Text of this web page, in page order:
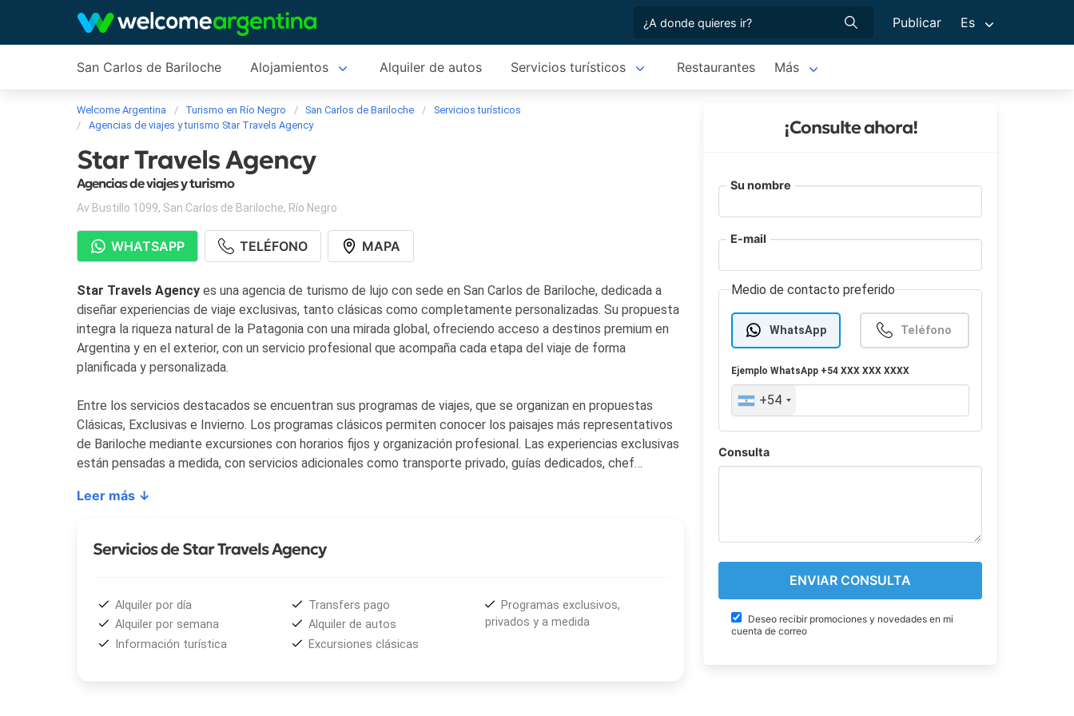
Publicar Es
San Carlos de Bariloche Alojamientos Alquiler de autos Servicios turísticos Restaurantes Más
Welcome Argentina Turismo en Río Negro San Carlos de Bariloche
Servicios turísticos
Agencias de viajes y turismo Star Travels Agency
Star Travels Agency
Agencias de viajes y turismo
Av Bustillo 1099, San Carlos de Bariloche, Río Negro
WHATSAPP TELÉFONO MAPA
Star Travels Agency es una agencia de turismo de lujo con sede en San Carlos de Bariloche, dedicada a
diseñar experiencias de viaje exclusivas, tanto clásicas como completamente personalizadas. Su propuesta
integra la riqueza natural de la Patagonia con una mirada global, ofreciendo acceso a destinos premium en
Argentina y en el exterior, con un servicio profesional que acompaña cada etapa del viaje de forma
planificada y personalizada.
Entre los servicios destacados se encuentran sus programas de viajes, que se organizan en propuestas
Clásicas, Exclusivas e Invierno. Los programas clásicos permiten conocer los paisajes más representativos
de Bariloche mediante excursiones con horarios fijos y organización profesional. Las experiencias exclusivas
están pensadas a medida, con servicios adicionales como transporte privado, guías dedicados, chef
ofrece programas con acceso VIP a pistas exclusivas y a los principales centros de ski de la Patagonia.
El área de alojamientos premium de
personalizadas, adaptadas a escapadas románticas, viajes familiares, con amigos o de negocios. La agencia
• Resorts
• Hoteles
Leer más ↓
Servicios de Star Travels Agency
Alquiler por día
Alquiler por semana
Información turística
Transfers pago
Alquiler de autos
Excursiones clásicas
Programas exclusivos,
privados y a medida
¡Consulte ahora!
Su nombre
E-mail
Medio de contacto preferido
WhatsApp Teléfono
EjemploWhatsApp +54 XXX XXX XXXX
+54
Consulta
Deseo recibir promociones y novedades en mi
cuenta de correo